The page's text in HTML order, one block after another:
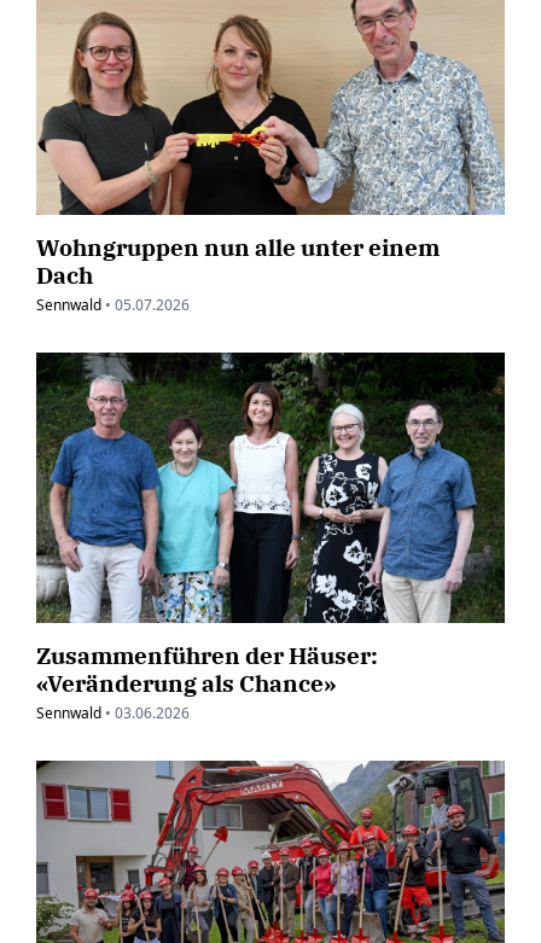
Wohngruppen nun alle unter einem
Dach
Sennwald • 05.07.2026
Zusammenführen der Häuser:
«Veränderung als Chance»
Sennwald • 03.06.2026